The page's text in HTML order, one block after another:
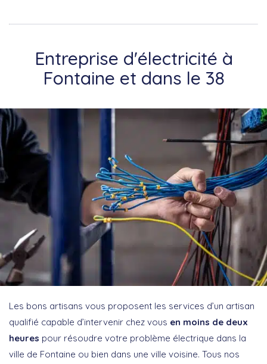
Entreprise d'électricité à
Fontaine et dans le 38
Les bons artisans vous proposent les services d’un artisan
qualifié capable d’intervenir chez vous en moins de deux
heures pour résoudre votre problème électrique dans la
ville de Fontaine ou bien dans une ville voisine. Tous nos